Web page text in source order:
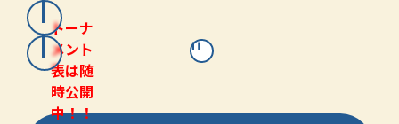
トーナ
メント
表は随
時公開
中！！